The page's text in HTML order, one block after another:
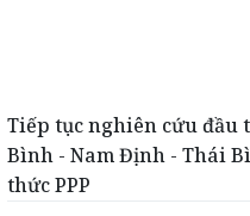
Tiếp tục nghiên cứu đầu
Bình - Nam Định - Thái
thức PPP